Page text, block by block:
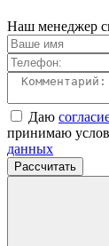
Наш менеджер
Даю
принимаю
данных
Рассчитать